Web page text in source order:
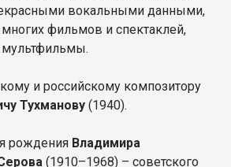
вокальными данными,
фильмов и спектаклей,
мультфильмы.
и российскому композитору
Тухманову (1940).
рождения Владимира
(1910–1968) – советского